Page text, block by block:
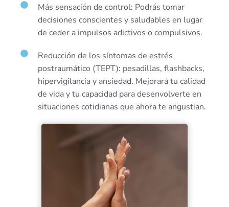
Más sensación de control: Podrás tomar
decisiones conscientes y saludables en lugar
de ceder a impulsos adictivos o compulsivos.
Reducción de los síntomas de estrés
postraumático (TEPT): pesadillas, flashbacks,
hipervigilancia y ansiedad. Mejorará tu calidad
de vida y tu capacidad para desenvolverte en
situaciones cotidianas que ahora te angustian.